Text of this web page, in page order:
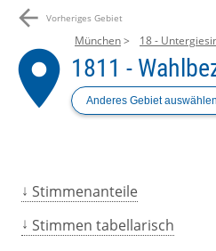
arrow_back Vorheriges Gebiet
place
München 18 -
1811 -
Anderes Gebiet auswählen
Stimmenanteile
Stimmen tabellarisch